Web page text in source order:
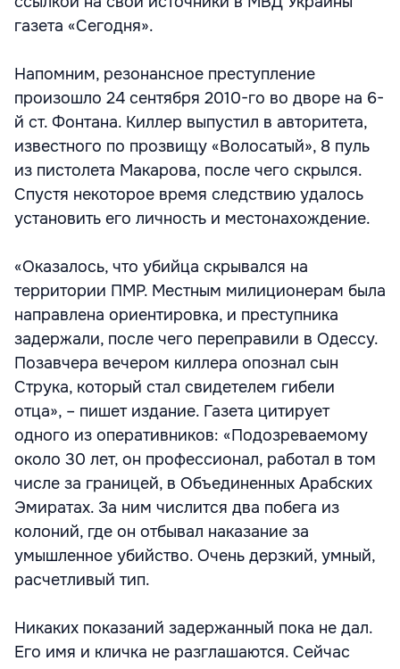
газета «Сегодня».
Напомним, резонансное преступление
произошло 24 сентября 2010-го во дворе на 6-
й ст. Фонтана. Киллер выпустил в авторитета,
известного по прозвищу «Волосатый», 8 пуль
из пистолета Макарова, после чего скрылся.
Спустя некоторое время следствию удалось
установить его личность и местонахождение.
«Оказалось, что убийца скрывался на
территории ПМР. Местным милиционерам была
направлена ориентировка, и преступника
задержали, после чего переправили в Одессу.
Позавчера вечером киллера опознал сын
Струка, который стал свидетелем гибели
отца», – пишет издание. Газета цитирует
одного из оперативников: «Подозреваемому
около 30 лет, он профессионал, работал в том
числе за границей, в Объединенных Арабских
Эмиратах. За ним числится два побега из
колоний, где он отбывал наказание за
умышленное убийство. Очень дерзкий, умный,
расчетливый тип.
Никаких показаний задержанный пока не дал.
Его имя и кличка не разглашаются. Сейчас